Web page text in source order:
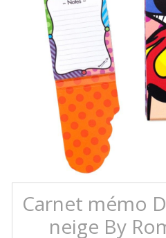
Carnet mémo
neige By